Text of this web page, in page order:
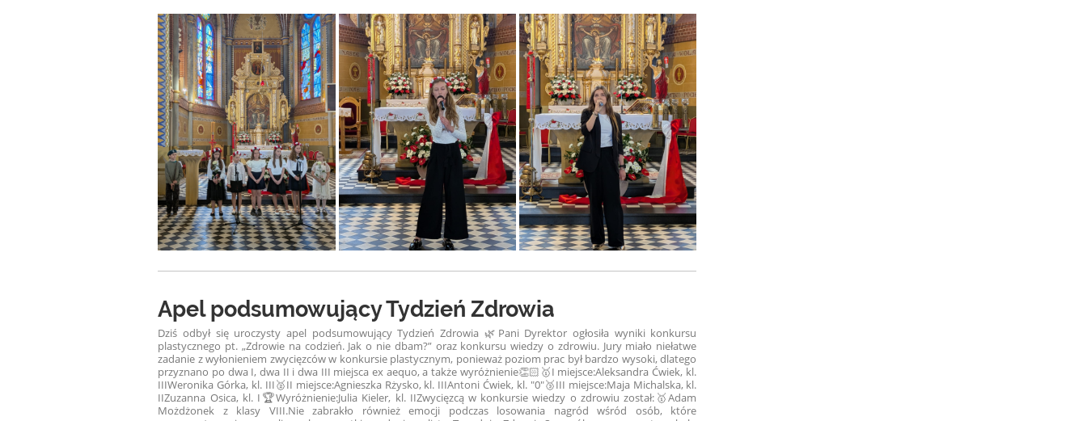
Apel podsumowujący Tydzień Zdrowia
Dziś odbył się uroczysty apel podsumowujący Tydzień Zdrowia 🌿 Pani Dyrektor ogłosiła wyniki konkursu
plastycznego pt. „Zdrowie na codzień. Jak o nie dbam?” oraz konkursu wiedzy o zdrowiu. Jury miało niełatwe
zadanie z wyłonieniem zwycięzców w konkursie plastycznym, ponieważ poziom prac był bardzo wysoki, dlatego
przyznano po dwa I, dwa II i dwa III miejsca ex aequo, a także wyróżnienie👏🏻 🥇I miejsce:Aleksandra Ćwiek, kl.
IIIWeronika Górka, kl. III🥈II miejsce:Agnieszka Rżysko, kl. IIIAntoni Ćwiek, kl. "0"🥉III miejsce:Maja Michalska, kl.
IIZuzanna Osica, kl. I 🏆Wyróżnienie:Julia Kieler, kl. IIZwycięzcą w konkursie wiedzy o zdrowiu został:🥇Adam
Możdżonek z klasy VIII.Nie zabrakło również emocji podczas losowania nagród wśród osób, które